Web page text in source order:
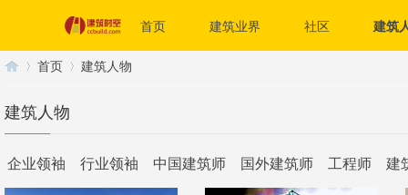
首页 建筑业界 社区 建筑
首页 建筑人物
建筑人物
企业领袖 行业领袖 中国建筑师 国外建筑师 工程师 建